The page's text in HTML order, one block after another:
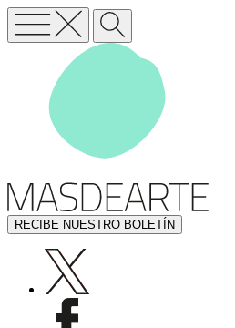
RECIBE NUESTRO BOLETÍN